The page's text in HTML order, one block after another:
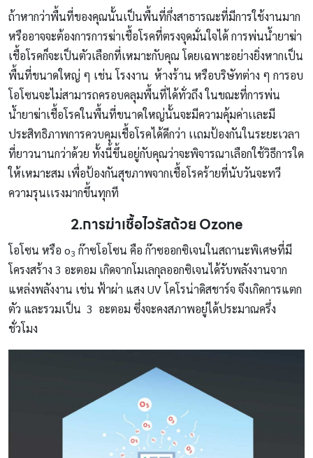
ถ้าหากว่าพื้นที่ของคุณนั้นเป็นพื้นที่กึ่งสาธารณะที่มีการใช้งานมาก
หรืออาจจะต้องการการฆ่าเชื้อโรคที่ตรงจุดมั่นใจได้ การพ่นน้ำยาฆ่า
เชื้อโรคก็จะเป็นตัวเลือกที่เหมาะกับคุณ โดยเฉพาะอย่างยิ่งหากเป็น
พื้นที่ขนาดใหญ่ ๆ เช่น โรงงาน ห้างร้าน หรือบริษัทต่าง ๆ การอบ
โอโซนจะไม่สามารถครอบคลุมพื้นที่ได้ทั่วถึง ในขณะที่การพ่น
น้ำยาฆ่าเชื้อโรคในพื้นที่ขนาดใหญ่นั้นจะมีความคุ้มค่าเเละมี
ประสิทธิภาพการควบคุมเชื้อโรคได้ดีกว่า เเถมป้องกันในระยะเวลา
ที่ยาวนานกว่าด้วย ทั้งนี้ขึ้นอยู่กับคุณว่าจะพิจารณาเลือกใช้วิธีการใด
ให้เหมาะสม เพื่อป้องกันสุขภาพจากเชื้อโรคร้ายที่นับวันจะทวี
ความรุนเเรงมากขึ้นทุกที
2.การฆ่าเชื้อไวรัสด้วย Ozone
โอโซน หรือ o3 ก๊าซโอโซน คือ ก๊าซออกซิเจนในสถานะพิเศษที่มี
โครงสร้าง 3 อะตอม เกิดจากโมเลกุลออกซิเจนได้รับพลังงานจาก
แหล่งพลังงาน เช่น ฟ้าผ่า แสง UV โคโรน่าดิสชาร์จ จึงเกิดการแตก
ตัว และรวมเป็น 3 อะตอม ซึ่งจะคงสภาพอยู่ได้ประมาณครึ่ง
ชั่วโมง